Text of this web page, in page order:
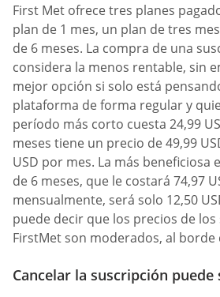
First Met ofrece tres planes
plan de 1 mes, un plan de tres
de 6 meses. La compra de una
considera la menos rentable, sin
mejor opción si solo está
plataforma de forma regular y
período más corto cuesta 24,99
meses tiene un precio de 49,99
USD por mes. La más beneficiosa
de 6 meses, que le costará 74,97
mensualmente, será solo 12,50
puede decir que los precios de los
FirstMet son moderados, al borde
Cancelar la suscripción